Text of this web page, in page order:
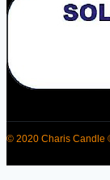
© 2020 Charis Candle